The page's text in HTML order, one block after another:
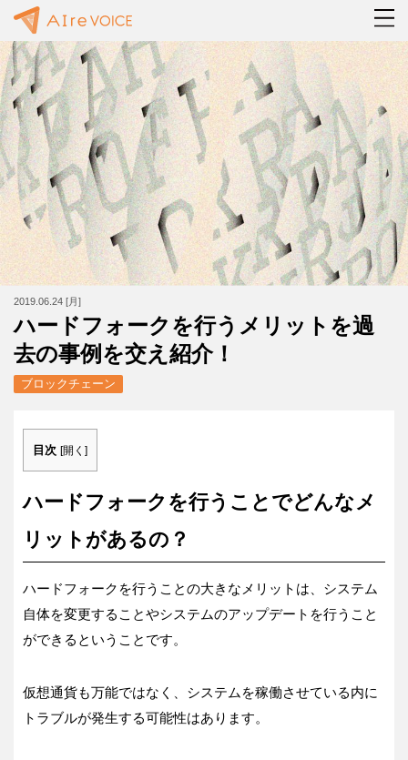
2019.06.24 [月]
ハードフォークを行うメリットを過
去の事例を交え紹介！
ブロックチェーン
目次 [開く ]
ハードフォークを行うことでどんなメ
リットがあるの？
ハードフォークを行うことの大きなメリットは、システム
自体を変更することやシステムのアップデートを行うこと
ができるということです。
仮想通貨も万能ではなく、システムを稼働させている内に
トラブルが発生する可能性はあります。